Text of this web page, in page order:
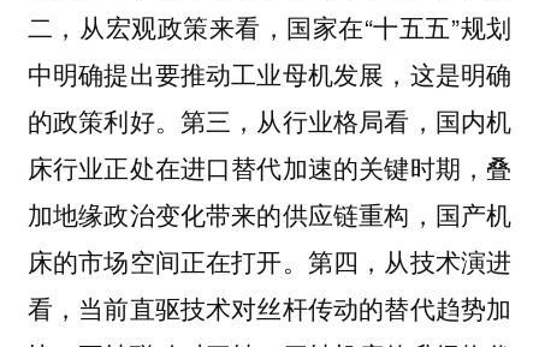
二，从宏观政策来看，国家在“十五五”规划
中明确提出要推动工业母机发展，这是明确
的政策利好。第三，从行业格局看，国内机
床行业正处在进口替代加速的关键时期，叠
加地缘政治变化带来的供应链重构，国产机
床的市场空间正在打开。第四，从技术演进
看，当前直驱技术对丝杆传动的替代趋势加